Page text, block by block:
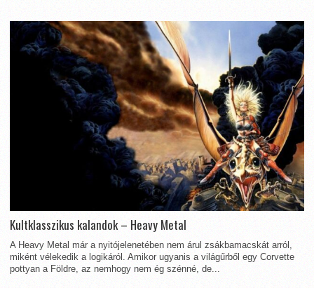
Kultklasszikus kalandok – Heavy Metal
A Heavy Metal már a nyitójelenetében nem árul zsákbamacskát arról,
miként vélekedik a logikáról. Amikor ugyanis a világűrből egy Corvette
pottyan a Földre, az nemhogy nem ég szénné, de...